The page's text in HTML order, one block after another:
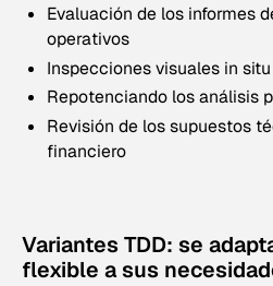
Evaluación de los informes
operativos
Inspecciones visuales in situ
Repotenciando los análisis
Revisión de los supuestos
financiero
Variantes TDD: se
flexible a sus